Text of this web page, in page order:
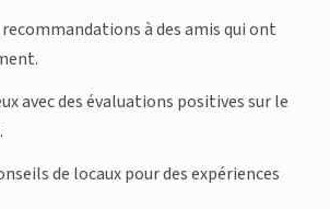
recommandations à des amis qui ont
avec des évaluations positives sur le
de locaux pour des expériences